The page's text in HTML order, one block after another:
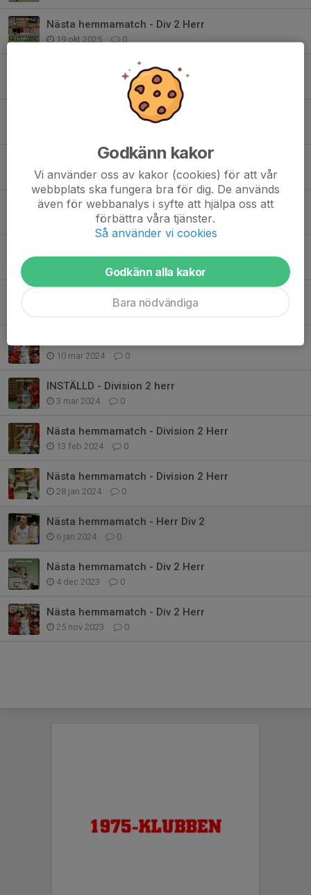
Nästa hemmamatch - Div 2 Herr
19 okt 2025 0
Nästa hemmamatch i Div 2 Herr
0
Div 2 Herr - Nästa hemmamatch
Div 2 Herr - nästa hemmamatch
18 jan 2025 0
Nästa hemmamatch - Div 2 Herr
22 nov 2024 0
0
10 mar 2024 0
INSTÄLLD - Division 2 herr
3 mar 2024 0
Nästa hemmamatch - Division 2 Herr
13 feb 2024 0
Nästa hemmamatch - Division 2 Herr
28 jan 2024 0
Nästa hemmamatch - Herr Div 2
6 jan 2024 0
Nästa hemmamatch - Div 2 Herr
4 dec 2023 0
Nästa hemmamatch - Div 2 Herr
25 nov 2023 0
Godkänn kakor
Vi använder oss av kakor (cookies) för att vår
webbplats ska fungera bra för dig. De används
även för webbanalys i syfte att hjälpa oss att
förbättra våra tjänster.
Så använder vi cookies
Godkänn alla kakor
Bara nödvändiga